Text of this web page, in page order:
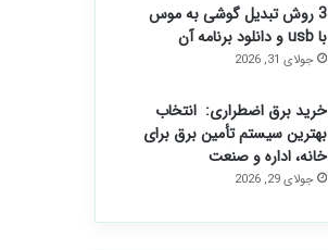
3 روش تبدیل گوشی به موس
با usb و دانلود برنامه آن
جولای 31, 2026
خرید برق اضطراری: انتخاب
بهترین سیستم تأمین برق برای
خانه، اداره و صنعت
جولای 29, 2026